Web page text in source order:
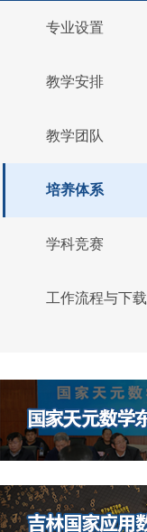
专业设置
教学安排
教学团队
培养体系
学科竞赛
工作流程与下载